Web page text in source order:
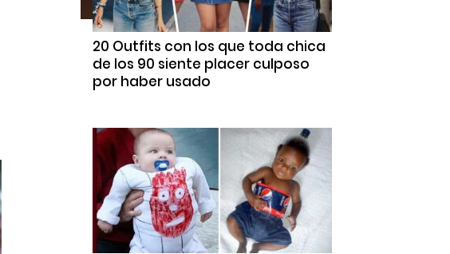
20 Outfits con los que toda chica
de los 90 siente placer culposo
por haber usado